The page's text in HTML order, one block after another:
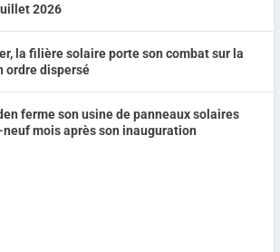
2026
la filière solaire porte son combat sur la
ordre dispersé
ferme son usine de panneaux solaires
mois après son inauguration